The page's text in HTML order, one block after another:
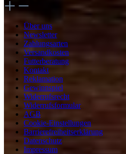
Über uns
Newsletter
Zahlungsarten
Versandkosten
Futterberatung
Kontakt
Reklamation
Gewinnspiel
Widerrufsrecht
Widerrufsformular
AGB
Cookie-Einstellungen
Barrierefreiheitserklärung
Datenschutz
Impressum